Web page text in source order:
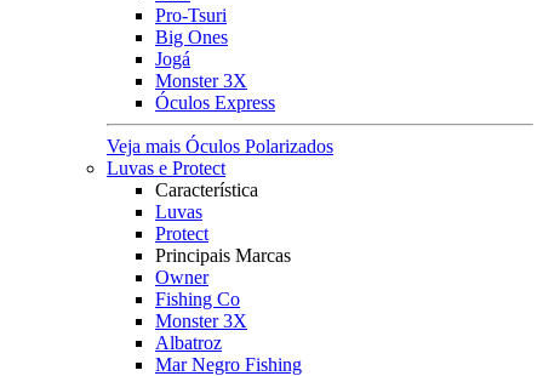
Pro-Tsuri
Big Ones
Jogá
Monster 3X
Óculos Express
Veja mais Óculos Polarizados
Luvas e Protect
Característica
Luvas
Protect
Principais Marcas
Owner
Fishing Co
Monster 3X
Albatroz
Mar Negro Fishing